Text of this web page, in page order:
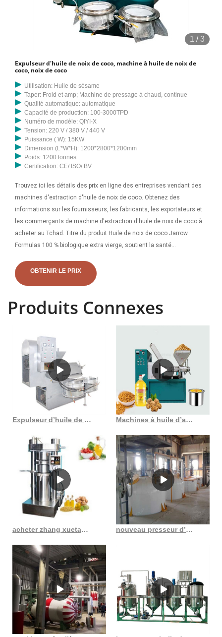
1 /3
Expulseur d'huile de noix de coco, machine à huile de noix de
coco, noix de coco
Utilisation: Huile de sésame
Taper: Froid et amp; Machine de pressage à chaud, continue
Qualité automatique: automatique
Capacité de production: 100-3000TPD
Numéro de modèle: QIYI-X
Tension: 220 V / 380 V / 440 V
Puissance ( W): 15KW
Dimension (L*W*H): 1200*2800*1200mm
Poids: 1200 tonnes
Certification: CE/ ISO/ BV
Trouvez ici les détails des prix en ligne des entreprises vendant des
machines d'extraction d'huile de noix de coco. Obtenez des
informations sur les fournisseurs, les fabricants, les exportateurs et
les commerçants de machine d'extraction d'huile de noix de coco à
acheter au Tchad. Titre du produit Huile de noix de coco Jarrow
Formulas 100 % biologique extra vierge, soutient la santé
étoiles 6 notes ,
OBTENIR LE PRIX
Produits Connexes
Expulseur d’huile de presse à froid en gros au Burkina Faso Machines à huile d’amande de presse à froid approuvées ISO au Gabon
acheter zhang xuetang sésame soja huile de cuisson huile comestible huile comestible nouveau presseur d’huile à haut rendement au Gabon